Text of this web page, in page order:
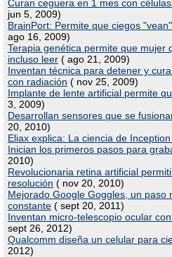
Curan ceguera en 1 mes con
jun 5, 2009)
BrainPort: Permite que ciegos
ago 16, 2009)
Terapia genética permite que mujer
incluso leer ( ago 21, 2009)
Inventan técnica para detener y
con radiación ( nov 25, 2009)
Implante de lente artificial permite
3, 2009)
Desarrollan sensores que se
20, 2010)
Eliax explica: La ciencia de
Inician los primeros pasos para
2010)
Revolucionaria retina artificial
resolución ( nov 20, 2010)
Mejorado Google Goggles, un paso
constante ( sept 20, 2011)
Inventan micro-telescopio ocular
sept 26, 2012)
Qualcomm diseña un celular para
2012)